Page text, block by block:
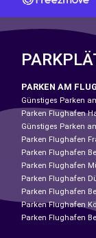
PARKEN AM
Günstiges Parken
Parken Flughafen
Günstiges Parken
Parken Flughafen
Parken Flughafen
Parken Flughafen
Parken Flughafen
Parken Flughafen
Parken Flughafen
Parken Flughafen